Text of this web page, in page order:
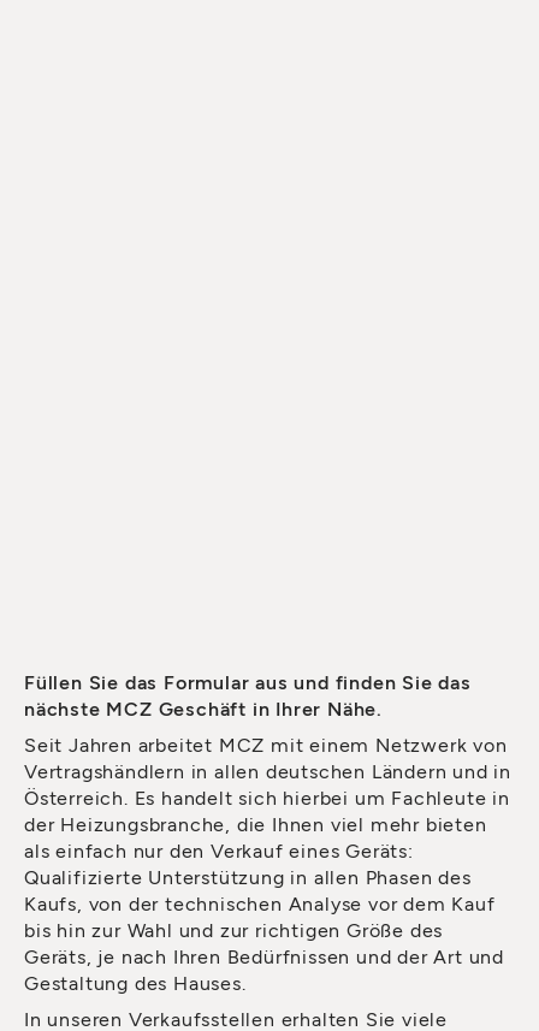
Füllen Sie das Formular aus und finden Sie das
nächste MCZ Geschäft in Ihrer Nähe.
Seit Jahren arbeitet MCZ mit einem Netzwerk von
Vertragshändlern in allen deutschen Ländern und in
Österreich. Es handelt sich hierbei um Fachleute in
der Heizungsbranche, die Ihnen viel mehr bieten
als einfach nur den Verkauf eines Geräts:
Qualifizierte Unterstützung in allen Phasen des
Kaufs, von der technischen Analyse vor dem Kauf
bis hin zur Wahl und zur richtigen Größe des
Geräts, je nach Ihren Bedürfnissen und der Art und
Gestaltung des Hauses.
In unseren Verkaufsstellen erhalten Sie viele